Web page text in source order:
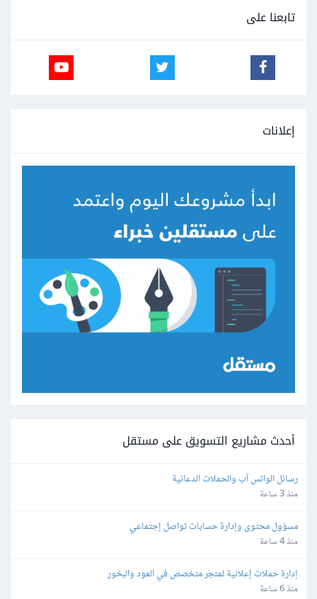
تابعنا على
إعلانات
أحدث مشاريع التسويق على مستقل
رسائل الواتس آب والحملات الدعائية
منذ 3 ساعة
مسؤول محتوى وإدارة حسابات تواصل إجتماعي
منذ 4 ساعة
إدارة حملات إعلانية لمتجر متخصص في العود والبخور
منذ 6 ساعة